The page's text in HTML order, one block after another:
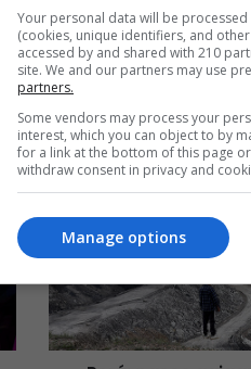
Suscríbete
Your personal data will be
(cookies, unique identifiers, and
accessed by and shared with 210
site. We and our partners may use
partners.
Some vendors may process your
interest, which you can object to by
for a link at the bottom of this page
withdraw consent in privacy and
Manage options